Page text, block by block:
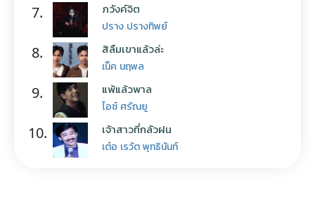
7. ภวังค์จิต
ปราง ปรางทิพย์
8. สิลืมเขาแล้วล่ะ
เน็ค นฤพล
9. แพ้แล้วพาล
ไอซ์ ศรัณยู
10. เจ้าสาวที่กลัวฝน
เต๋อ เรวัต พุทธินันท์